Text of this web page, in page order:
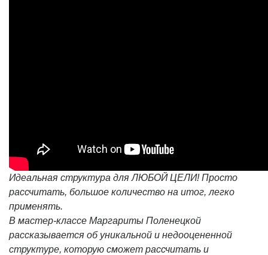
Идеальная структура для ЛЮБОЙ ЦЕЛИ! Просто
рассчитать, большое количество на итог, легко
применять.
В мастер-классе Маргариты Поленецкой
рассказывается об уникальной и недооцененной
структуре, которую сможет рассчитать и